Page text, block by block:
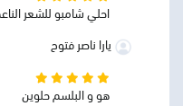
احلي شامبو للشعر
يارا ناصر فتوح
هو و البلسم حلوين